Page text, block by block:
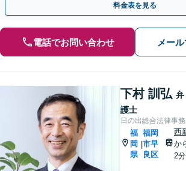
料金表を見る
電話でお問い合わせ メー
下村 訓弘 弁
護士
日の出総合法律事
福
岡
県
|
福岡
市早
良区
西
か
2分